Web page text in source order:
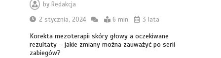
byRedakcja
2 stycznia, 2024
6 min 3 lata
Korekta mezoterapii skóry głowy a oczekiwane
rezultaty – jakie zmiany można zauważyć po serii
zabiegów?